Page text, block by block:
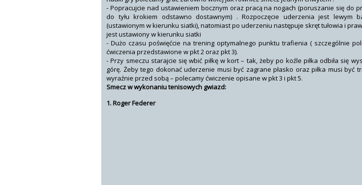
- Popracujcie nad ustawieniem bocznym oraz pracą na nogach (poruszanie się do
do tyłu krokiem odstawno dostawnym) . Rozpoczęcie uderzenia jest lewym
(ustawionym w kierunku siatki), natomiast po uderzeniu następuje skręt tułowia i
jest ustawiony w kierunku siatki
- Dużo czasu poświęćcie na trening optymalnego punktu trafienia ( szczególnie
ćwiczenia przedstawione w pkt 2 oraz pkt 3).
- Przy smeczu starajcie się wbić piłkę w kort – tak, żeby po koźle piłka odbiła się
górę. Żeby tego dokonać uderzenie musi być zagrane płasko oraz piłka musi być
wyraźnie przed sobą – polecamy ćwiczenie opisane w pkt 3 i pkt 5.
Smecz w wykonaniu tenisowych gwiazd:
1. Roger Federer